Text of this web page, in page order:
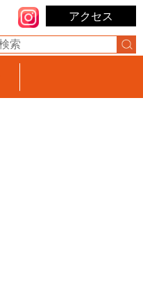
アクセス